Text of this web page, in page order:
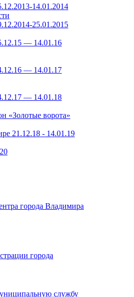
14.01.2014
25.01.2015
— 14.01.16
— 14.01.17
— 14.01.18
«Золотые ворота»
21.12.18 - 14.01.19
города Владимира
города
службу